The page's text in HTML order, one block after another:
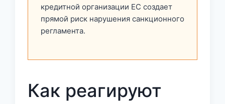
кредитной организации ЕС создает
прямой риск нарушения санкционного
регламента.
Как реагируют